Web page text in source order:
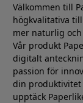
Välkommen till
högkvalitativa
mer naturlig
Vår produkt
digitalt
passion för
din produktivitet
upptäck